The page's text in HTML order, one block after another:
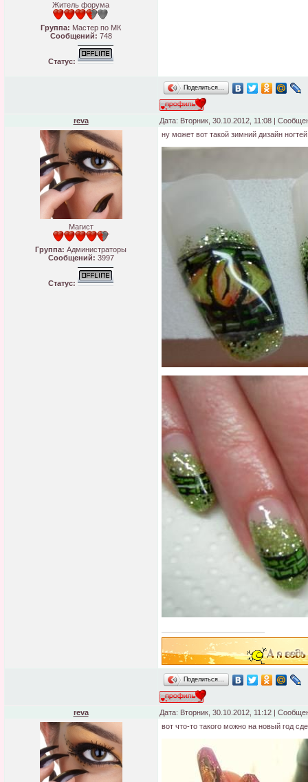
Житель форума
Группа: Мастер по МК
Сообщений: 748
Статус:
Поделиться…
reva Дата: Вторник, 30.10.2012, 11:08 |
Магист
Группа: Администраторы
Сообщений: 3997
Статус:
ну может вот такой зимний дизайн
Поделиться…
reva Дата: Вторник, 30.10.2012, 11:12 |
вот что-то такого можно на новый год